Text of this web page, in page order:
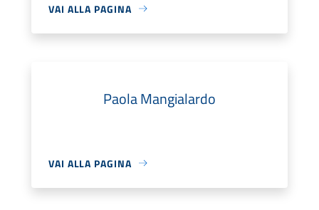
VAI ALLA PAGINA
Paola Mangialardo
VAI ALLA PAGINA